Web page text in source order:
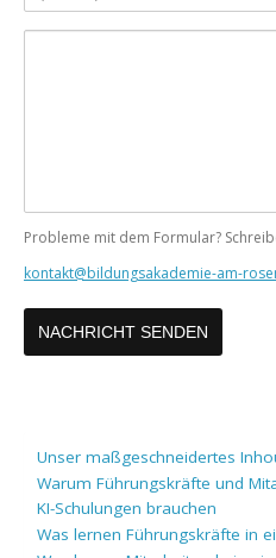
Mail
Probleme mit dem Formular?
kontakt@bildungsakademie-am-
Unser maßgeschneidertes
Warum Führungskräfte und
KI-Schulungen brauchen
Was lernen Führungskräfte in